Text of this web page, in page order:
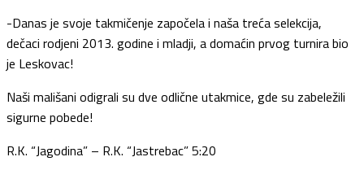
-Danas je svoje takmičenje započela i naša treća selekcija,
dečaci rodjeni 2013. godine i mladji, a domaćin prvog turnira bio
je Leskovac!
Naši mališani odigrali su dve odlične utakmice, gde su zabeležili
sigurne pobede!
R.K. “Jagodina” – R.K. “Jastrebac” 5:20